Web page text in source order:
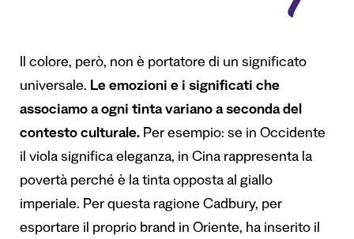
Il colore, però, non è portatore di un significato
universale. Le emozioni e i significati che
associamo a ogni tinta variano a seconda del
contesto culturale. Per esempio: se in Occidente
il viola significa eleganza, in Cina rappresenta la
povertà perché è la tinta opposta al giallo
imperiale. Per questa ragione Cadbury, per
esportare il proprio brand in Oriente, ha inserito il